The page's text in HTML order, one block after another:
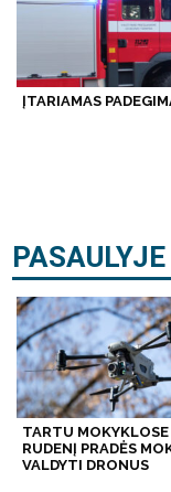
ĮTARIAMAS
PASAULYJE
TARTU MOKYKLOSE
RUDENĮ PRADĖS
VALDYTI DRONUS